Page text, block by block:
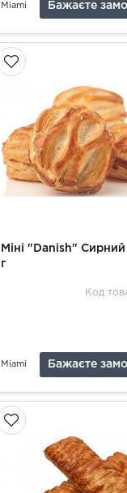
Miami Бажаєте
Міні "Danish"
г
Код
Miami Бажаєте